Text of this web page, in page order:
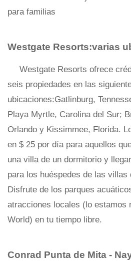
para familias
Westgate Resorts:varias
Westgate Resorts ofrece
seis propiedades en las
ubicaciones:Gatlinburg,
Playa Myrtle, Carolina del Sur;
Orlando y Kissimmee, Florida.
en $ 25 por día para aquellos
una villa de un dormitorio y
para los huéspedes de las
Disfrute de los parques
atracciones locales (lo estamos
World) en tu tiempo libre.
Conrad Punta de Mita -